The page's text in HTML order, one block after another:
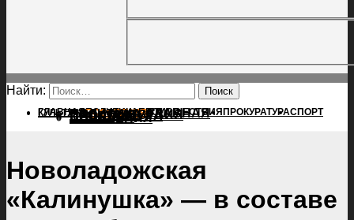
Найти:
ГЛАВНАЯПОЛИТИКАПРОИСШЕСТВИЯ ПРОКУРАТУРАСПОРТ
КУЛЬТУРАПОСЕЛЕНИЯГЛАВНАЯ
ПОЛИТИКА
ПРОИСШЕСТВИЯ
ПРОКУРАТУРА
СПОРТ
КУЛЬТУРА
ПОСЕЛЕНИЯ
Новоладожская
«Калинушка» — в составе